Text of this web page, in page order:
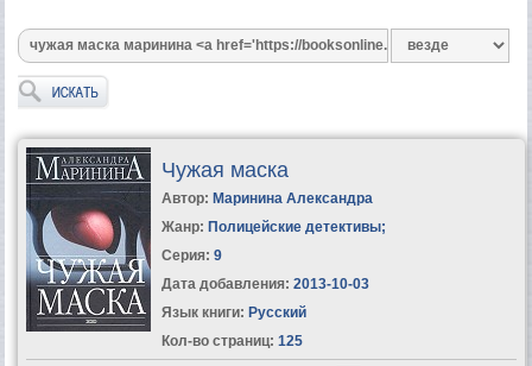
Чужая маска
Автор: Маринина Александра
Жанр: Полицейские детективы;
Серия: 9
Дата добавления: 2013-10-03
Язык книги: Русский
Кол-во страниц: 125